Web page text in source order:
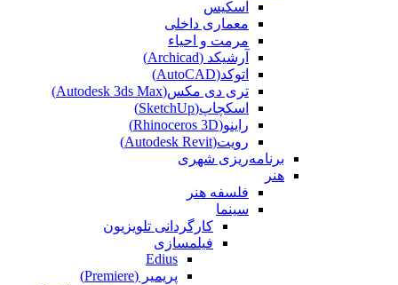
اسکیس
معماری داخلی
مرمت و احیاء
آرشیکد (Archicad)
اتوکد(AutoCAD)
تری دی مکس(Autodesk 3ds Max)
اسکچاپ(SketchUp)
راینو(Rhinoceros 3D)
رویت(Autodesk Revit)
برنامه‌ریزی شهری
هنر
فلسفه هنر
سینما
کارگردانی تلویزیون
فیلمسازی
Edius
پریمیر (Premiere)